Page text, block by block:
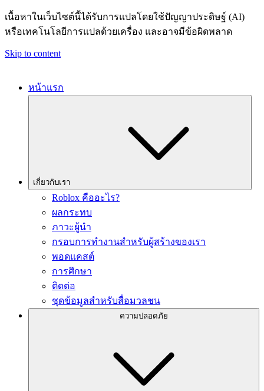
เนื้อหาในเว็บไซต์นี้ได้รับการแปลโดยใช้ปัญญาประดิษฐ์ (AI)
หรือเทคโนโลยีการแปลด้วยเครื่อง และอาจมีข้อผิดพลาด
Skip to content
หน้าแรก
เกี่ยวกับเรา
Roblox คืออะไร?
ผลกระทบ
ภาวะผู้นำ
กรอบการทำงานสำหรับผู้สร้างของเรา
พอดแคสต์
การศึกษา
ติดต่อ
ชุดข้อมูลสำหรับสื่อมวลชน
ความปลอดภัย